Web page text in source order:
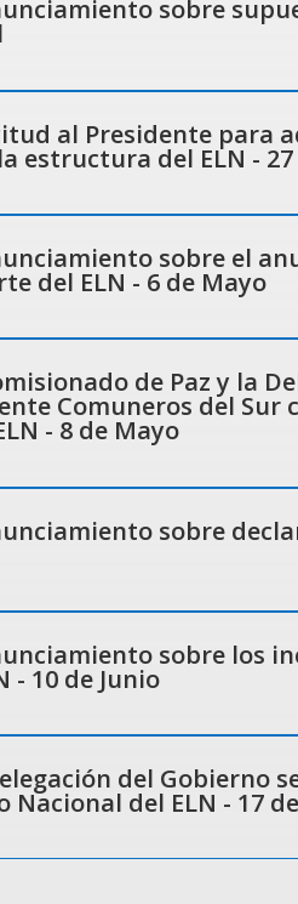
sobre
al Presidente para
estructura del ELN -
sobre el
del ELN - 6 de Mayo
de Paz y la
Comuneros del Sur
- 8 de Mayo
sobre
sobre los
- 10 de Junio
del Gobierno
Nacional del ELN - 17